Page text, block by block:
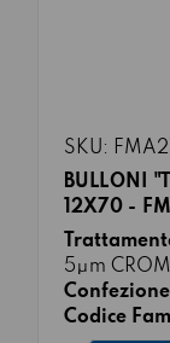
SKU:
BULLONI
12X70 -
5μm
Codice